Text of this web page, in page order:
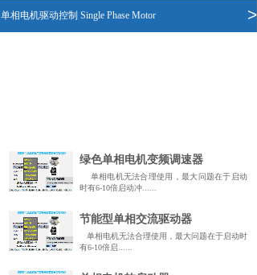
单相电机驱动控制 Single Phase Motor >
绿色单相电机变频调速器
单相电机无法合理使用，最大问题在于启动
时有6-10倍启动冲......
节能型单相交流驱动器
单相电机无法合理使用，最大问题在于启动时
有6-10倍启......